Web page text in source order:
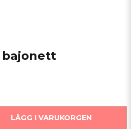
bajonett
LÄGG I VARUKORGEN